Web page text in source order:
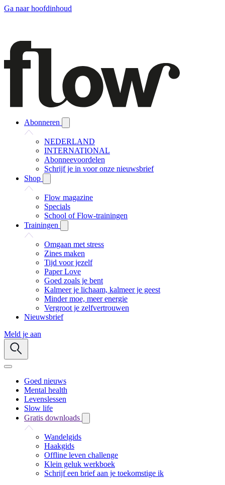
Ga naar hoofdinhoud
Abonneren
NEDERLAND
INTERNATIONAL
Abonneevoordelen
Schrijf je in voor onze nieuwsbrief
Shop
Flow magazine
Specials
School of Flow-trainingen
Trainingen
Omgaan met stress
Zines maken
Tijd voor jezelf
Paper Love
Goed zoals je bent
Kalmeer je lichaam, kalmeer je geest
Minder moe, meer energie
Vergroot je zelfvertrouwen
Nieuwsbrief
Meld je aan
Goed nieuws
Mental health
Levenslessen
Slow life
Gratis downloads
Wandelgids
Haakgids
Offline leven challenge
Klein geluk werkboek
Schrijf een brief aan je toekomstige ik